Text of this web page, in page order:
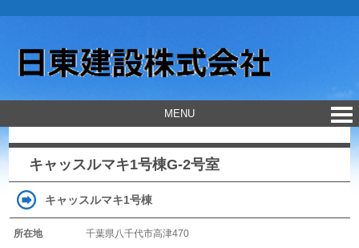
MENU
キャッスルマキ1号棟G-2号室
キャッスルマキ1号棟
所在地 千葉県八千代市高津470